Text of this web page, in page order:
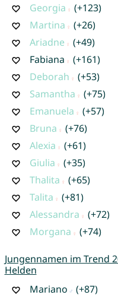
Georgia
(+123)
Martina
(+26)
Ariadne
(+49)
Fabiana
(+161)
Deborah
(+53)
Samantha
(+75)
Emanuela
(+57)
Bruna
(+76)
Alexia
(+61)
Giulia
(+35)
Thalita
(+65)
Talita
(+81)
Alessandra
(+72)
Morgana
(+74)
Jungennamen im Trend
Helden
Mariano
(+87)